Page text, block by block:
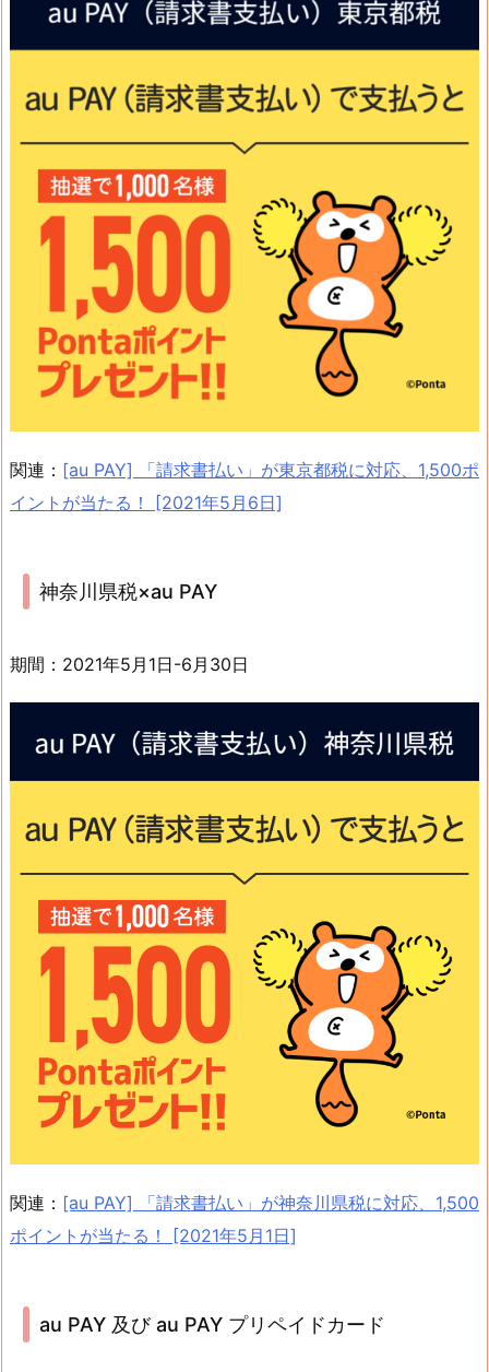
関連： [au PAY] 「請求書払い」が東京都税に対応、1,500ポ
イントが当たる！ [2021年5月6日]
神奈川県税×au PAY
期間：2021年5月1日-6月30日
関連： [au PAY] 「請求書払い」が神奈川県税に対応、1,500
ポイントが当たる！ [2021年5月1日]
au PAY 及び au PAY プリペイドカード